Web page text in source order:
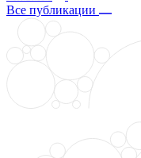
Все публикации